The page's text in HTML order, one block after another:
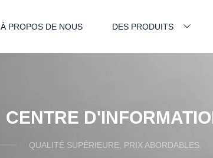
À PROPOS DE NOUS DES PRODUITS
CENTRE
QUALITÉ SUPÉRIEURE, PRIX ABORDABLES.